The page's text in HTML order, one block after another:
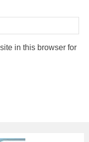
in this browser for